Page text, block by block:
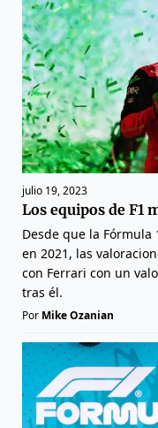
julio 19, 2023
Los equipos de F1
Desde que la
en 2021, las
con Ferrari con un
tras él.
Por Mike Ozanian